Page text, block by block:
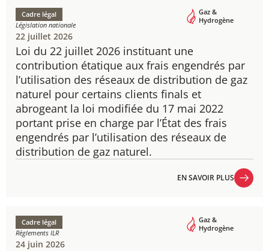
Loi du 22 juillet 2026 instituant une
contribution étatique aux frais engendrés par
l’utilisation des réseaux de distribution de gaz
naturel pour certains clients finals et
abrogeant la loi modifiée du 17 mai 2022
portant prise en charge par l’État des frais
engendrés par l’utilisation des réseaux de
distribution de gaz naturel.
Cadre légal
Législation nationale
Gaz &
Hydrogène
22 juillet 2026
EN SAVOIR PLUS
Cadre légal
Règlements ILR
Gaz &
Hydrogène
24 juin 2026